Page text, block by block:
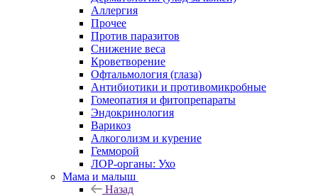
Аллергия
Прочее
Против паразитов
Снижение веса
Кроветворение
Офтальмология (глаза)
Антибиотики и противомикробные
Гомеопатия и фитопрепараты
Эндокринология
Варикоз
Алкоголизм и курение
Гемморой
ЛОР-органы: Ухо
Мама и малыш
Назад